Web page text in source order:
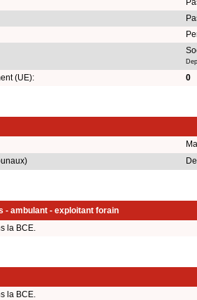
(UE): 0
- ambulant - exploitant forain
la BCE.
la BCE.